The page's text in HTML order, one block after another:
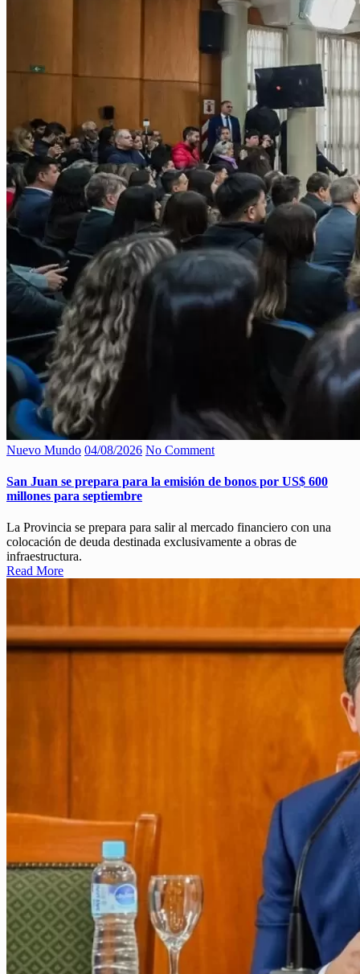
Nuevo Mundo 04/08/2026 No Comment
San Juan se prepara para la emisión de bonos por US$ 600
millones para septiembre
La Provincia se prepara para salir al mercado financiero con una
colocación de deuda destinada exclusivamente a obras de
infraestructura.
Read More